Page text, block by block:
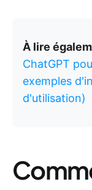
À lire
ChatGPT
exemples
d'utilisation)